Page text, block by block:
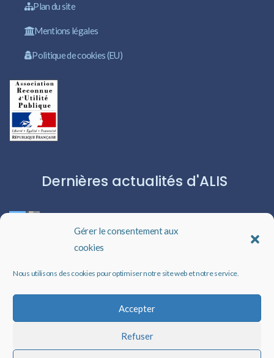
Gérer le consentement aux
cookies
Nous utilisons des cookies pour optimiser notre site web et notre service.
Accepter
Refuser
Plan du site
Mentions légales
Politique de cookies (EU)
Dernières actualités d'ALIS
Les livres audio : une porte ouverte sur l’évasion